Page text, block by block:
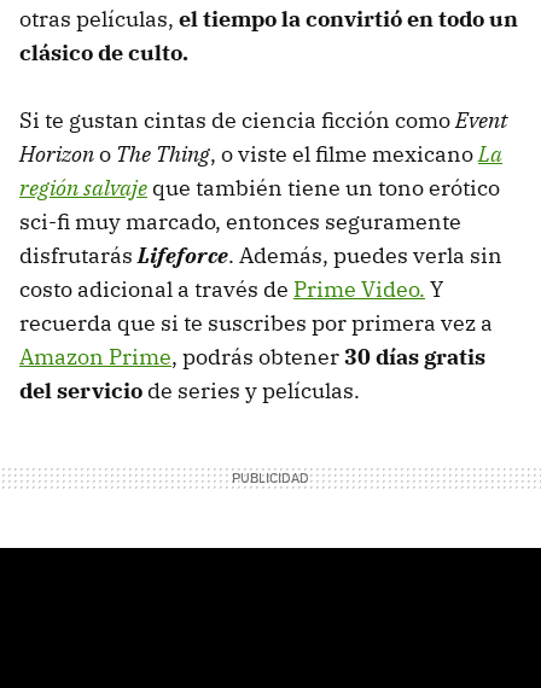
otras películas, el tiempo la convirtió en todo un
clásico de culto.
Si te gustan cintas de ciencia ficción comoEvent
Horizono The Thing, o viste el filme mexicanoLa
región salvaje que también tiene un tono erótico
sci-fi muy marcado, entonces seguramente
disfrutarásLifeforce. Además, puedes verla sin
costo adicional a través de Prime Video. Y
recuerda que si te suscribes por primera vez a
Amazon Prime, podrás obtener30 días gratis
del servicio de series y películas.